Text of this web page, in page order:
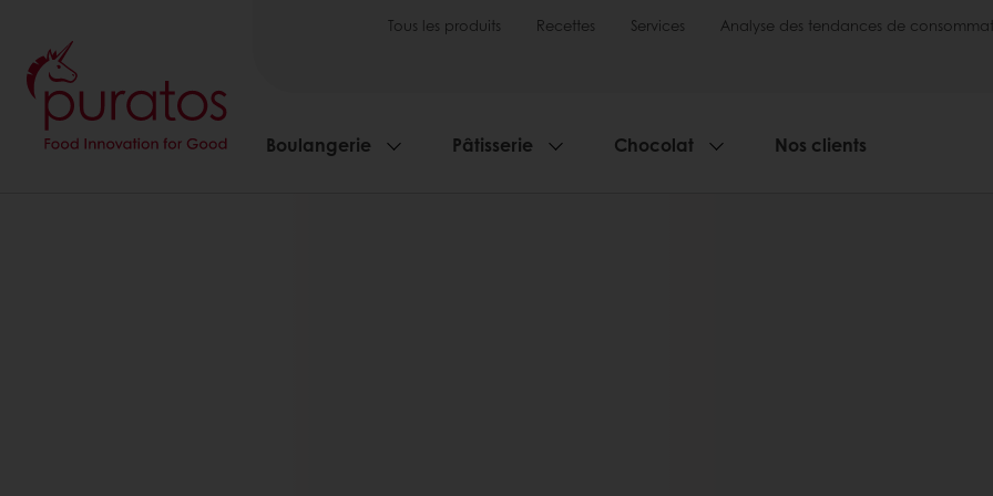
Tous les produits Recettes Services Analyse des tendances de
Boulangerie Pâtisserie Chocolat Nos clients